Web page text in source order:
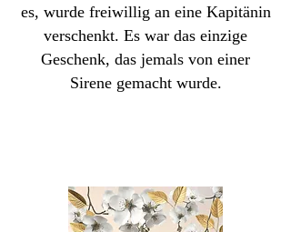
es, wurde freiwillig an eine Kapitänin
verschenkt. Es war das einzige
Geschenk, das jemals von einer
Sirene gemacht wurde.​